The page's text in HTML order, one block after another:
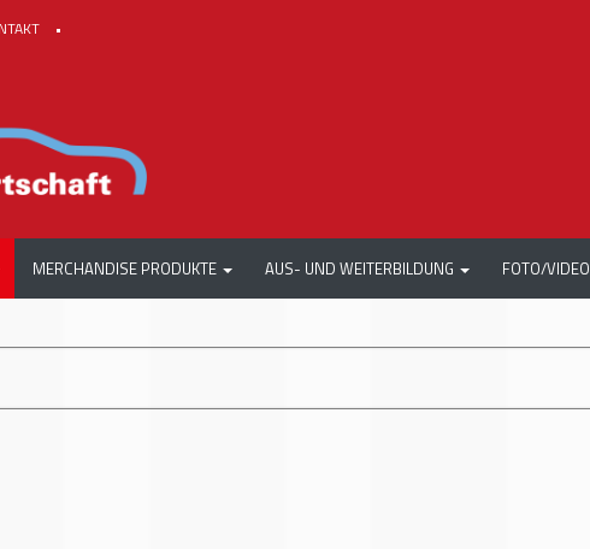
•
MERCHANDISE PRODUKTE AUS- UND WEITERBILDUNG FOTO/VIDEO